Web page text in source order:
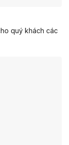
quý khách các